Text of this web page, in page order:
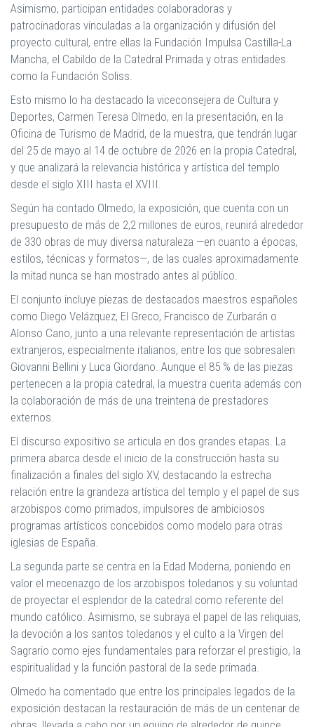
Asimismo, participan entidades colaboradoras y
patrocinadoras vinculadas a la organización y difusión del
proyecto cultural, entre ellas la Fundación Impulsa Castilla-La
Mancha, el Cabildo de la Catedral Primada y otras entidades
como la Fundación Soliss.
Esto mismo lo ha destacado la viceconsejera de Cultura y
Deportes, Carmen Teresa Olmedo, en la presentación, en la
Oficina de Turismo de Madrid, de la muestra, que tendrán lugar
del 25 de mayo al 14 de octubre de 2026 en la propia Catedral,
y que analizará la relevancia histórica y artística del templo
desde el siglo XIII hasta el XVIII.
Según ha contado Olmedo, la exposición, que cuenta con un
presupuesto de más de 2,2 millones de euros, reunirá alrededor
de 330 obras de muy diversa naturaleza —en cuanto a épocas,
estilos, técnicas y formatos—, de las cuales aproximadamente
la mitad nunca se han mostrado antes al público.
El conjunto incluye piezas de destacados maestros españoles
como Diego Velázquez, El Greco, Francisco de Zurbarán o
Alonso Cano, junto a una relevante representación de artistas
extranjeros, especialmente italianos, entre los que sobresalen
Giovanni Bellini y Luca Giordano. Aunque el 85 % de las piezas
pertenecen a la propia catedral, la muestra cuenta además con
la colaboración de más de una treintena de prestadores
externos.
El discurso expositivo se articula en dos grandes etapas. La
primera abarca desde el inicio de la construcción hasta su
finalización a finales del siglo XV, destacando la estrecha
relación entre la grandeza artística del templo y el papel de sus
arzobispos como primados, impulsores de ambiciosos
programas artísticos concebidos como modelo para otras
iglesias de España.
La segunda parte se centra en la Edad Moderna, poniendo en
valor el mecenazgo de los arzobispos toledanos y su voluntad
de proyectar el esplendor de la catedral como referente del
mundo católico. Asimismo, se subraya el papel de las reliquias,
la devoción a los santos toledanos y el culto a la Virgen del
Sagrario como ejes fundamentales para reforzar el prestigio, la
espiritualidad y la función pastoral de la sede primada.
Olmedo ha comentado que entre los principales legados de la
exposición destacan la restauración de más de un centenar de